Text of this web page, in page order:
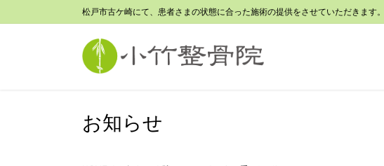
ン
ビ
松戸市古ケ崎にて、患者さまの状態に合った施術の提供をさせていただきます。
お知らせ